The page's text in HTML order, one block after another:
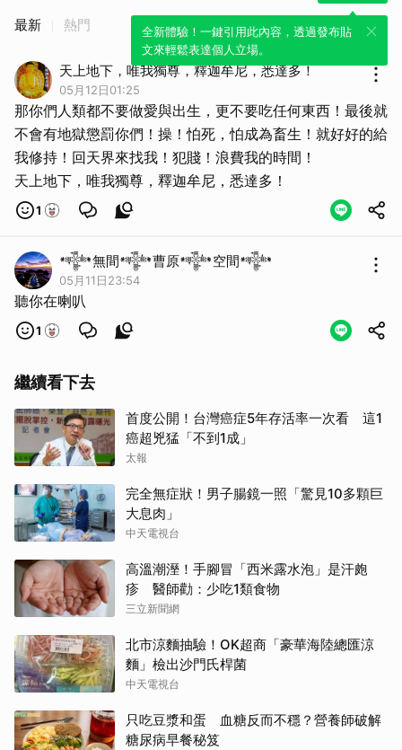
全新體驗！一鍵引用此內容，透過發布貼
文來輕鬆表達個人立場。
最新 熱門
天上地下，唯我獨尊，釋迦牟尼，悉達多！
05月12日01:25
那你們人類都不要做愛與出生，更不要吃任何東西！最後就
不會有地獄懲罰你們！操！怕死，怕成為畜生！就好好的給
我修持！回天界來找我！犯賤！浪費我的時間！
天上地下，唯我獨尊，釋迦牟尼，悉達多！
1
𒀱無間𒀱曹原𒀱空間𒀱
05月11日23:54
聽你在喇叭
1
繼續看下去
首度公開！台灣癌症5年存活率一次看 這1
癌超兇猛「不到1成」
太報
完全無症狀！男子腸鏡一照「驚見10多顆巨
大息肉」
中天電視台
高溫潮溼！手腳冒「西米露水泡」是汗皰
疹 醫師勸：少吃1類食物
三立新聞網
北市涼麵抽驗！OK超商「豪華海陸總匯涼
麵」檢出沙門氏桿菌
中天電視台
只吃豆漿和蛋 血糖反而不穩？營養師破解
糖尿病早餐秘笈
取消